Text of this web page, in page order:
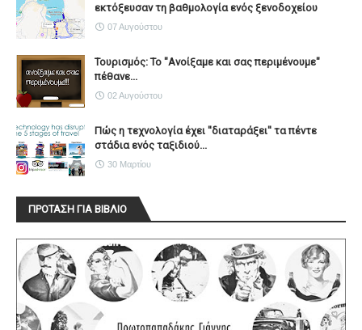
εκτόξευσαν τη βαθμολογία ενός ξενοδοχείου
07 Αυγούστου
Τουρισμός: Το "Ανοίξαμε και σας περιμένουμε"
πέθανε...
02 Αυγούστου
Πώς η τεχνολογία έχει ''διαταράξει'' τα πέντε
στάδια ενός ταξιδιού...
30 Μαρτίου
ΠΡΟΤΑΣΗ ΓΙΑ ΒΙΒΛΙΟ